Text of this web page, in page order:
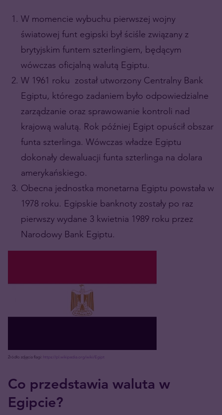
W momencie wybuchu pierwszej wojny
światowej funt egipski był ściśle związany z
brytyjskim funtem szterlingiem, będącym
wówczas oficjalną walutą Egiptu.
W 1961 roku został utworzony Centralny Bank
Egiptu, którego zadaniem było odpowiedzialne
zarządzanie oraz sprawowanie kontroli nad
krajową walutą. Rok później Egipt opuścił obszar
funta szterlinga. Wówczas władze Egiptu
dokonały dewaluacji funta szterlinga na dolara
amerykańskiego.
Obecna jednostka monetarna Egiptu powstała w
1978 roku. Egipskie banknoty zostały po raz
pierwszy wydane 3 kwietnia 1989 roku przez
Narodowy Bank Egiptu.
Źródło zdjęcia flagi: https://pl.wikipedia.org/wiki/Egipt
Co przedstawia waluta w
Egipcie?